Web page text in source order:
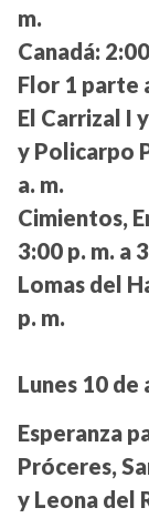
m.
Canadá:
Flor 1 parte
El Carrizal I
y Policarpo
a. m.
Cimientos,
3:00 p. m. a
Lomas del
p. m.
Lunes 10 de
Esperanza
Próceres,
y Leona del